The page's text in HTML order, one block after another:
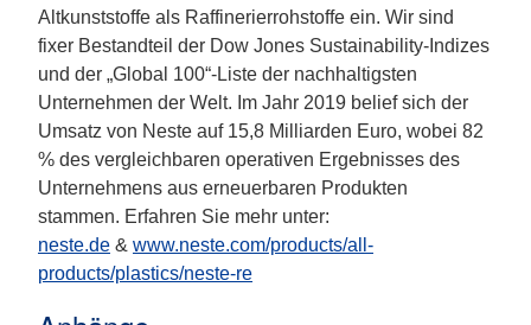
Altkunststoffe als Raffinerierrohstoffe ein. Wir sind
fixer Bestandteil der Dow Jones Sustainability-Indizes
und der „Global 100“-Liste der nachhaltigsten
Unternehmen der Welt. Im Jahr 2019 belief sich der
Umsatz von Neste auf 15,8 Milliarden Euro, wobei 82
% des vergleichbaren operativen Ergebnisses des
Unternehmens aus erneuerbaren Produkten
stammen. Erfahren Sie mehr unter:
neste.de & www.neste.com/products/all-
products/plastics/neste-re